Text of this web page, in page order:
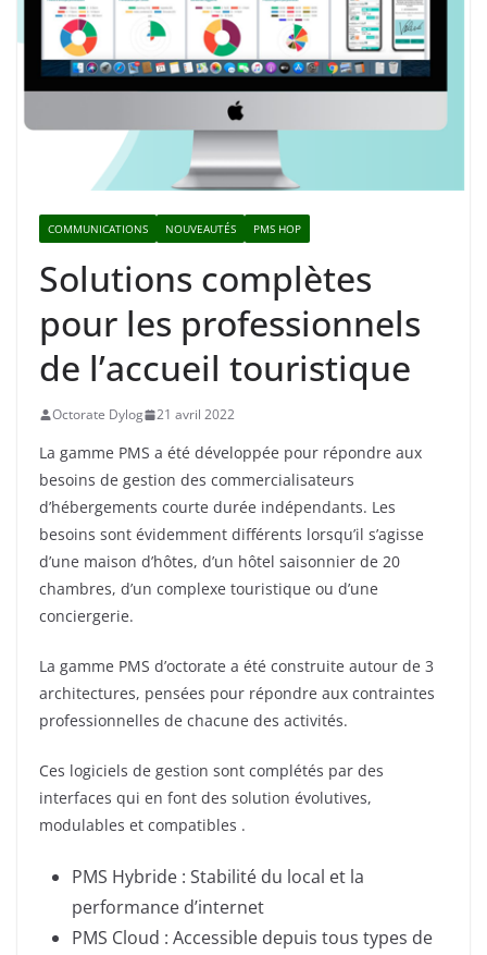
COMMUNICATIONS NOUVEAUTÉS PMS HOP
Solutions complètes
pour les professionnels
de l’accueil touristique
Octorate Dylog 21 avril 2022
La gamme PMS a été développée pour répondre aux
besoins de gestion des commercialisateurs
d’hébergements courte durée indépendants. Les
besoins sont évidemment différents lorsqu’il s’agisse
d’une maison d’hôtes, d’un hôtel saisonnier de 20
chambres, d’un complexe touristique ou d’une
conciergerie.
La gamme PMS d’octorate a été construite autour de 3
architectures, pensées pour répondre aux contraintes
professionnelles de chacune des activités.
Ces logiciels de gestion sont complétés par des
interfaces qui en font des solution évolutives,
modulables et compatibles .
PMS Hybride : Stabilité du local et la
performance d’internet
PMS Cloud : Accessible depuis tous types de